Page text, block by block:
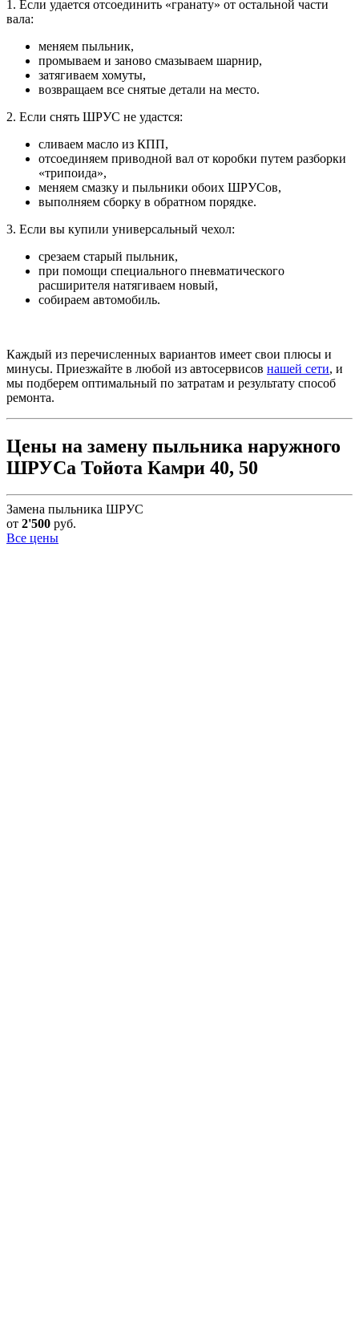
1. Если удается отсоединить «гранату» от остальной части
вала:
меняем пыльник,
промываем и заново смазываем шарнир,
затягиваем хомуты,
возвращаем все снятые детали на место.
2. Если снять ШРУС не удастся:
сливаем масло из КПП,
отсоединяем приводной вал от коробки путем разборки
«трипоида»,
меняем смазку и пыльники обоих ШРУСов,
выполняем сборку в обратном порядке.
3. Если вы купили универсальный чехол:
срезаем старый пыльник,
при помощи специального пневматического
расширителя натягиваем новый,
собираем автомобиль.
Каждый из перечисленных вариантов имеет свои плюсы и
минусы. Приезжайте в любой из автосервисов нашей сети, и
мы подберем оптимальный по затратам и результату способ
ремонта.
Цены на замену пыльника наружного
ШРУСа Тойота Камри 40, 50
Замена пыльника ШРУС
от 2'500 руб.
Все цены